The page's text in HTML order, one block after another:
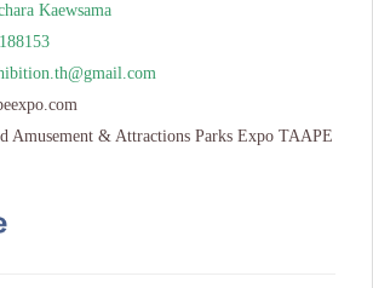
Kaewsama
Amusement & Attractions Parks Expo TAAPE